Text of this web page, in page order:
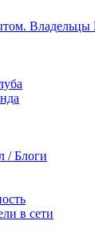
Владельцы
/ Блоги
в сети